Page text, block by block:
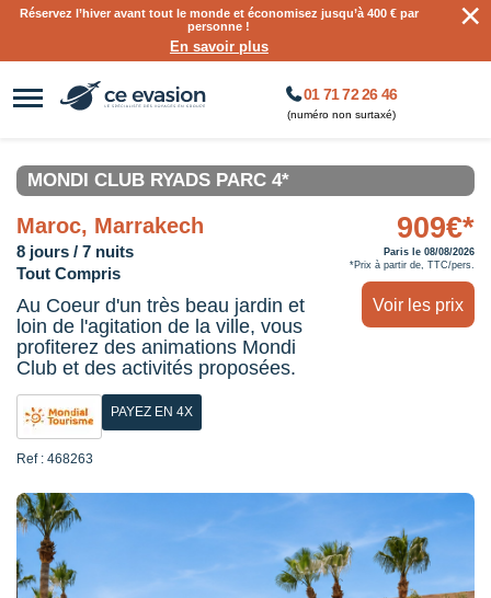
Réservez l’hiver avant tout le monde et économisez jusqu’à 400 € par
personne !
En savoir plus
×
01 71 72 26 46
(numéro non surtaxé)
MONDI CLUB RYADS PARC 4*
Maroc, Marrakech
8 jours / 7 nuits
Tout Compris
Au Coeur d'un très beau jardin et
loin de l'agitation de la ville, vous
profiterez des animations Mondi
Club et des activités proposées.
PAYEZ EN 4X
Ref : 468263
909€*
Paris le 08/08/2026
*Prix à partir de, TTC/pers.
Voir les prix